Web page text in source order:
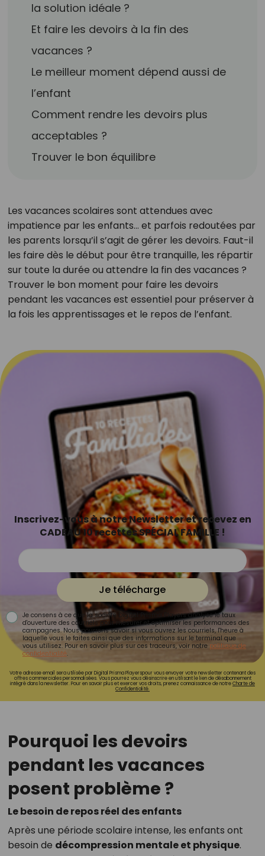
la solution idéale ?
Et faire les devoirs à la fin des
vacances ?
Le meilleur moment dépend aussi de
l’enfant
Comment rendre les devoirs plus
acceptables ?
Trouver le bon équilibre
Les vacances scolaires sont attendues avec
impatience par les enfants… et parfois redoutées par
les parents lorsqu’il s’agit de gérer les devoirs. Faut-il
les faire dès le début pour être tranquille, les répartir
sur toute la durée ou attendre la fin des vacances ?
Trouver le bon moment pour faire les devoirs
pendant les vacances est essentiel pour préserver à
la fois les apprentissages et le repos de l’enfant.
Inscrivez-vous à notre Newsletter et recevez en
CADEAU 10 recettes SPÉCIAL FAMILLE !
Je télécharge
Je consens à ce que la société Digital Prisma Players analyse le taux
d'ouverture des courriels pour mesurer et optimiser les performances des
campagnes. Nous pourrons savoir si vous ouvrez les courriels, l'heure à
laquelle vous le faites ainsi que des informations sur le terminal que
vous utilisez. Pour en savoir plus sur ces traceurs, voir notre politique de
confidentialité.
Votre adresse email sera utilisée par Digital Prisma Playerspour vous envoyer votre newsletter contenant des
offres commerciales personnalisées. Vous pourrez vous désinscrire en utilisant le lien de désabonnement
intégré dans la newsletter. Pour en savoir plus et exercer vos droits, prenez connaissance de notreCharte de
Confidentialité.
Pourquoi les devoirs
pendant les vacances
posent problème ?
Le besoin de repos réel des enfants
Après une période scolaire intense, les enfants ont
besoin de décompression mentale et physique.